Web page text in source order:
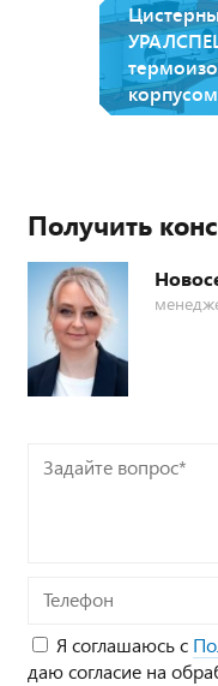
корпусом
Получить
Задайте
Телефон
Я соглашаюсь с
даю согласие на